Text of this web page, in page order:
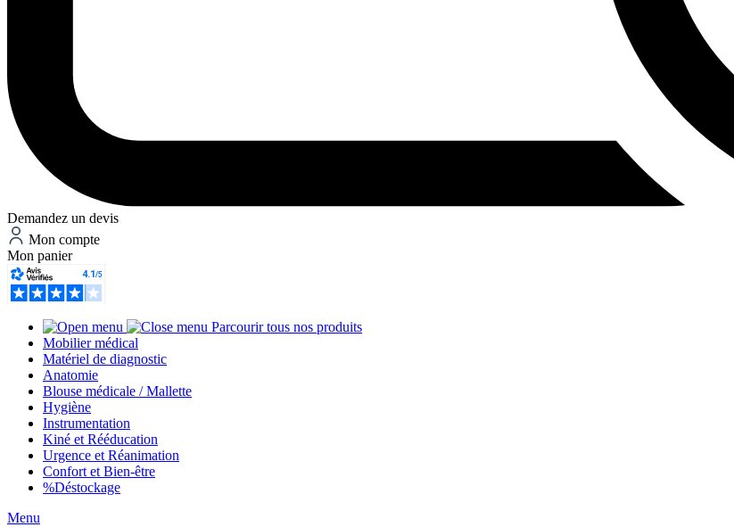
Demandez un devis
Mon compte
Mon panier
Parcourir tous nos produits
Mobilier médical
Matériel de diagnostic
Anatomie
Blouse médicale / Mallette
Hygiène
Instrumentation
Kiné et Rééducation
Urgence et Réanimation
Confort et Bien-être
%Déstockage
Menu